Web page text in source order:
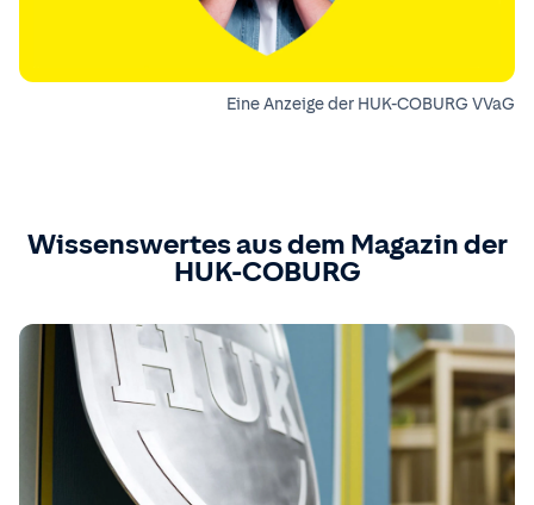
Eine Anzeige der HUK-COBURG VVaG
Wissenswertes aus dem Magazin der
HUK-COBURG